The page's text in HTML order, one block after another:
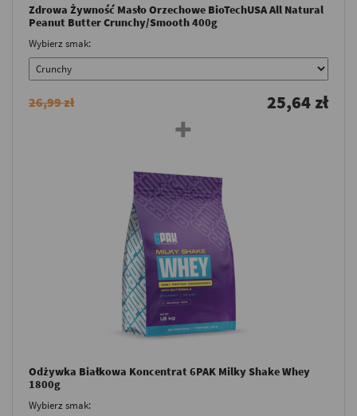
Zdrowa Żywność Masło Orzechowe BioTechUSA All Natural
Peanut Butter Crunchy/Smooth 400g
Wybierz smak:
26,99 zł 25,64 zł
Odżywka Białkowa Koncentrat 6PAK Milky Shake Whey
1800g
Wybierz smak: